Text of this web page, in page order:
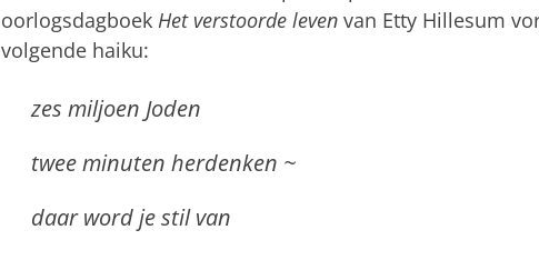
oorlogsdagboek Het verstoorde levenvan Etty Hillesum
volgende haiku:
zes miljoen Joden
twee minuten herdenken ~
daar word je stil van